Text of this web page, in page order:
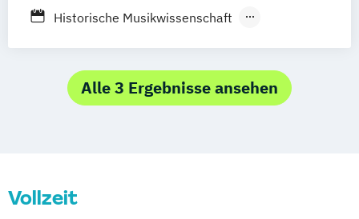
Strategic Communication & Leadership
User Experience (UX) and Data-Driven
Design (EN)
Programming
Komposition/Jazzkomposition
Kultur- und Medienmanagement
Lehramt Musik
Regie Schauspiel
Historische Musikwissenschaft
Kommunikationswissenschaft
Kunstgeschichte Lehramt Musik
Mensch-Computer-Interaktion
Alle 3 Ergebnisse ansehen
Vollzeit